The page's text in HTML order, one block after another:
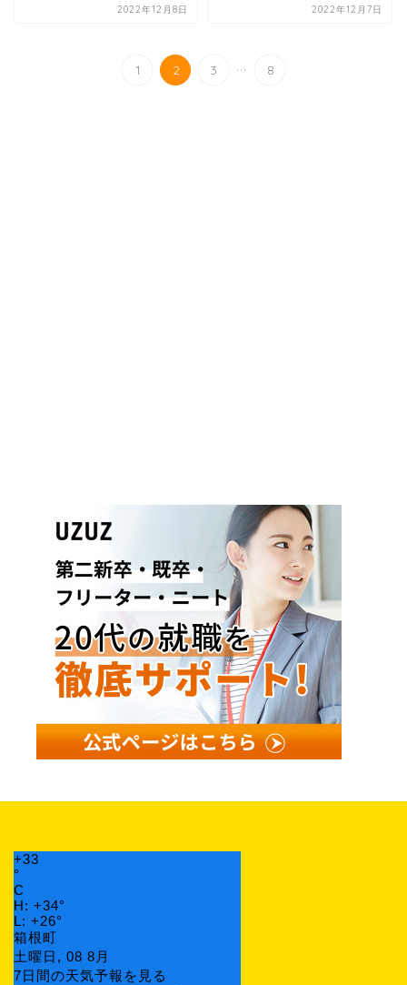
2022年12月8日 2022年12月7日
1 2 3 ... 8
+33
°
C
H: +34°
L: +26°
箱根町
土曜日, 08 8月
7日間の天気予報を見る